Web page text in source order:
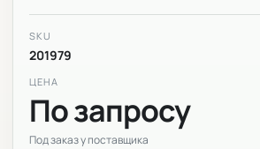
SKU
201979
ЦЕНА
По запросу
Под заказ у поставщика